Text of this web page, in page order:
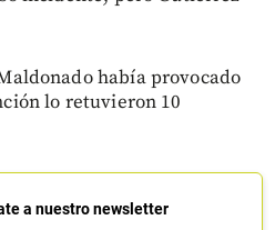
había provocado
lo retuvieron 10
a nuestro newsletter